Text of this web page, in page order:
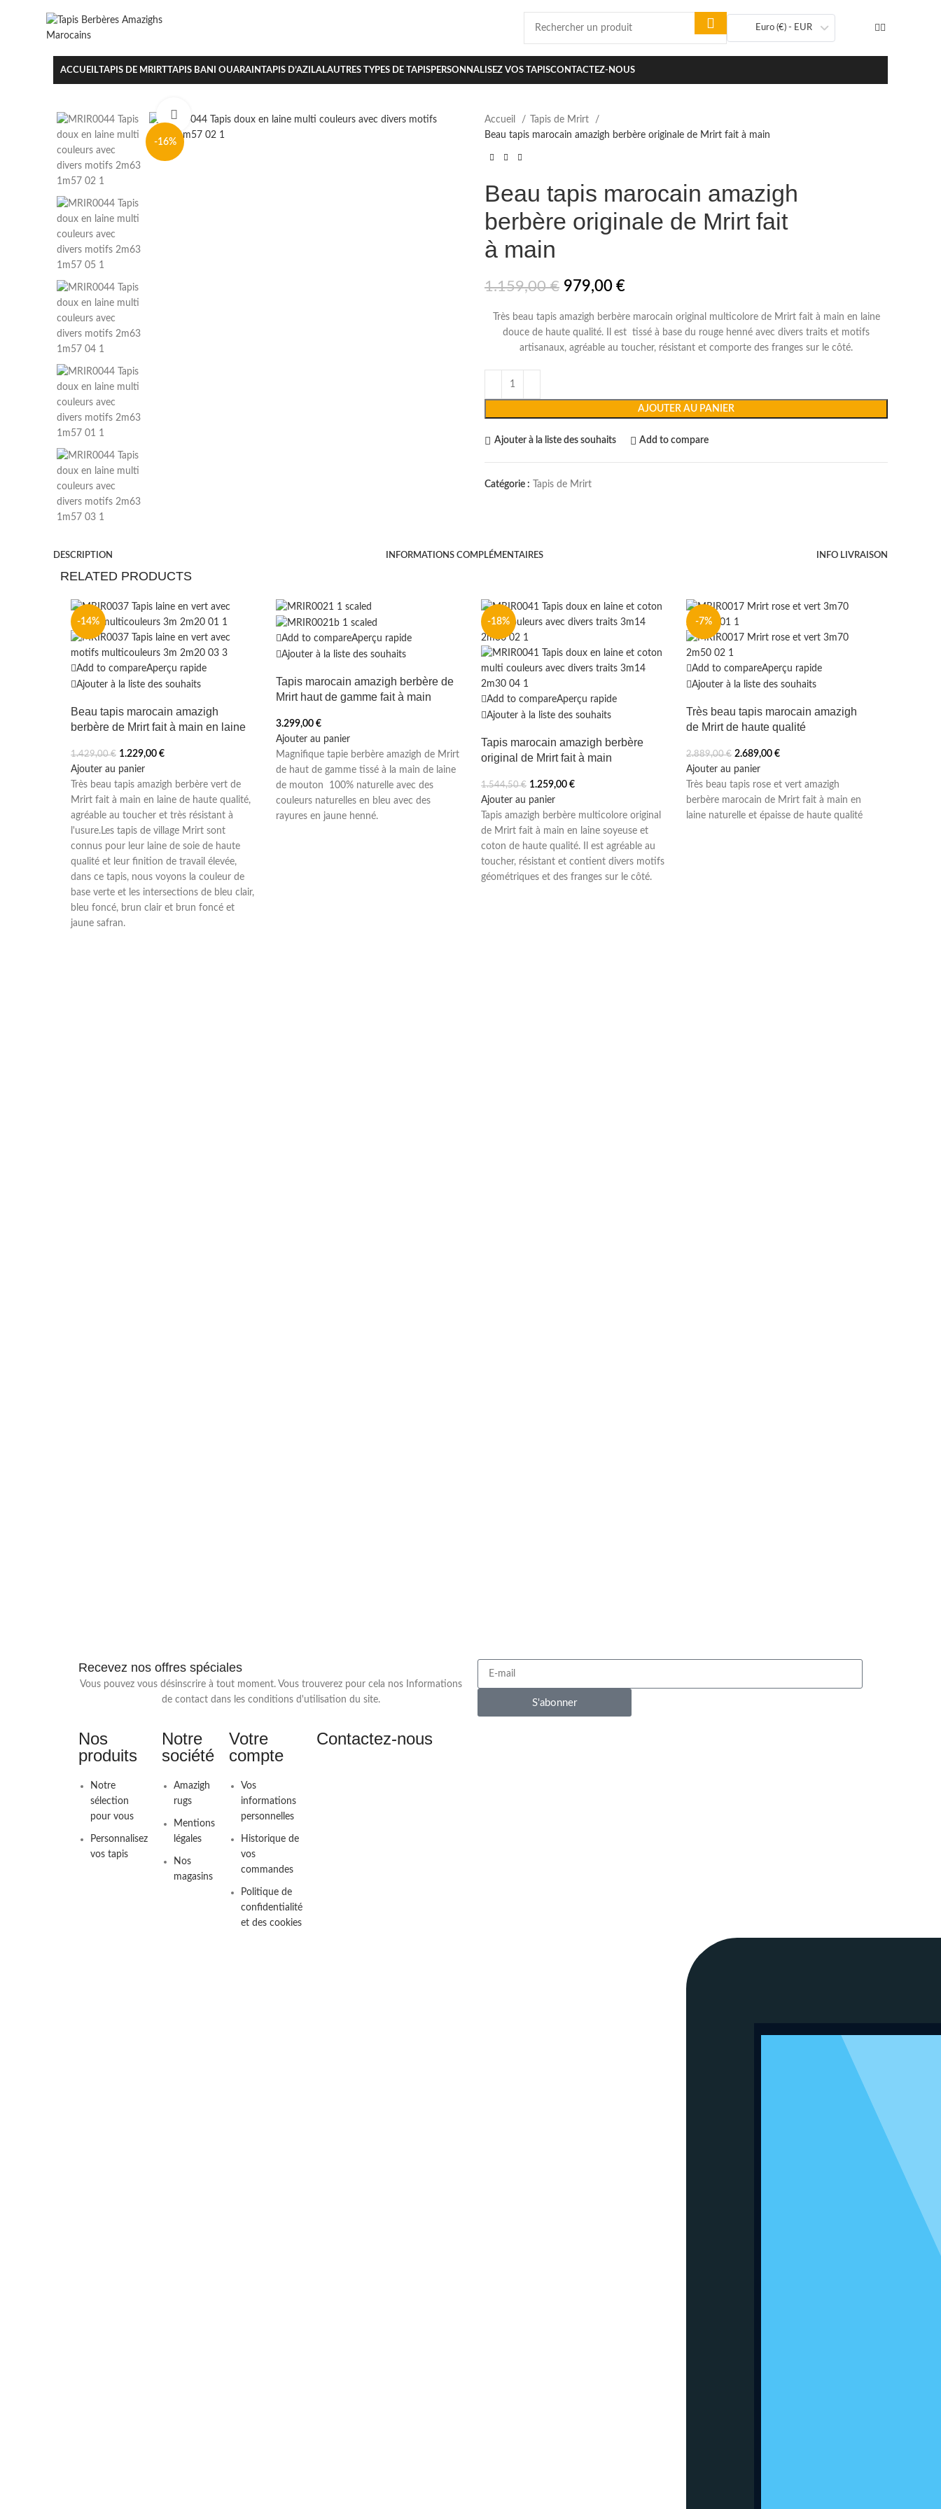
Euro (€) - EUR
ACCUEILTAPIS DE MRIRTTAPIS BANI OUARAINTAPIS D’AZILALAUTRES TYPES DE TAPISPERSONNALISEZ VOS TAPISCONTACTEZ-NOUS
-16%
Clique pour agrandir Accueil
Tapis de Mrirt
Beau tapis marocain amazigh berbère originale de Mrirt fait à main
Beau tapis marocain amazigh
berbère originale de Mrirt fait
à main
1.159,00€ 979,00 €
Très beau tapis amazigh berbère marocain original multicolore de Mrirt fait à main en laine
douce de haute qualité. Il est tissé à base du rouge henné avec divers traits et motifs
artisanaux, agréable au toucher, résistant et comporte des franges sur le côté.
AJOUTER AU PANIER
Ajouter à la liste des souhaits Add to compare
Catégorie : Tapis de Mrirt
DESCRIPTION INFORMATIONS COMPLÉMENTAIRES INFO LIVRAISON
RELATED PRODUCTS
-14%
Add to compareAperçu rapide
Ajouter à la liste des souhaits
Beau tapis marocain amazigh
berbère de Mrirt fait à main en laine
1.429,00€ 1.229,00 €
Ajouter au panier
Très beau tapis amazigh berbère vert de
Mrirt fait à main en laine de haute qualité,
agréable au toucher et très résistant à
l'usure.Les tapis de village Mrirt sont
connus pour leur laine de soie de haute
qualité et leur finition de travail élevée,
dans ce tapis, nous voyons la couleur de
base verte et les intersections de bleu clair,
bleu foncé, brun clair et brun foncé et
jaune safran.
Add to compareAperçu rapide
Ajouter à la liste des souhaits
Tapis marocain amazigh berbère de
Mrirt haut de gamme fait à main
3.299,00 €
Ajouter au panier
Magnifique tapie berbère amazigh de Mrirt
de haut de gamme tissé à la main de laine
de mouton 100% naturelle avec des
couleurs naturelles en bleu avec des
rayures en jaune henné.
-18%
Add to compareAperçu rapide
Ajouter à la liste des souhaits
Tapis marocain amazigh berbère
original de Mrirt fait à main
1.544,50€ 1.259,00 €
Ajouter au panier
Tapis amazigh berbère multicolore original
de Mrirt fait à main en laine soyeuse et
coton de haute qualité. Il est agréable au
toucher, résistant et contient divers motifs
géométriques et des franges sur le côté.
-7%
Add to compareAperçu rapide
Ajouter à la liste des souhaits
Très beau tapis marocain amazigh
de Mrirt de haute qualité
2.889,00€ 2.689,00 €
Ajouter au panier
Très beau tapis rose et vert amazigh
berbère marocain de Mrirt fait à main en
laine naturelle et épaisse de haute qualité
Recevez nos offres spéciales
Vous pouvez vous désinscrire à tout moment. Vous trouverez pour cela nos Informations
de contact dans les conditions d'utilisation du site.
S'abonner
Nos
produits
Notre
sélection
pour vous
Personnalisez
vos tapis
Notre
société
Amazigh
rugs
Mentions
légales
Nos
magasins
Votre
compte
Vos
informations
personnelles
Historique de
vos
commandes
Politique de
confidentialité
et des cookies
Contactez-nous